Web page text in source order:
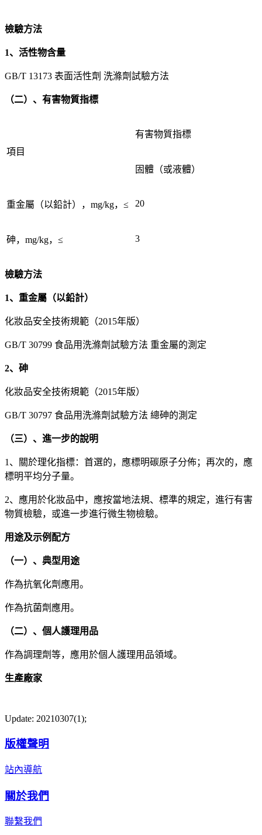
檢驗方法
1、活性物含量
GB/T 13173 表面活性劑 洗滌劑試驗方法
（二）、有害物質指標
項目
有害物質指標
固體（或液體）
重金屬（以鉛計），mg/kg，≤ 20
砷，mg/kg，≤ 3
檢驗方法
1、重金屬（以鉛計）
化妝品安全技術規範（2015年版）
GB/T 30799 食品用洗滌劑試驗方法 重金屬的測定
2、砷
化妝品安全技術規範（2015年版）
GB/T 30797 食品用洗滌劑試驗方法 總砷的測定
（三）、進一步的說明
1、關於理化指標：首選的，應標明碳原子分佈；再次的，應
標明平均分子量。
2、應用於化妝品中，應按當地法規、標準的規定，進行有害
物質檢驗，或進一步進行微生物檢驗。
用途及示例配方
（一）、典型用途
作為抗氧化劑應用。
作為抗菌劑應用。
（二）、個人護理用品
作為調理劑等，應用於個人護理用品領域。
生產廠家
Update: 20210307(1);
版權聲明
站內導航
關於我們
聯繫我們